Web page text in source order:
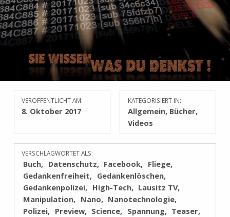
VERÖFFENTLICHT AM:
8. Oktober 2017
KATEGORISIERT IN:
Allgemein, Bücher,
Videos
VERSCHLAGWORTET ALS:
Buch Datenschutz Facebook
Fliege
Gedankenfreiheit
Gedankenlöschen
Gedankenpolizei
High-Tech
Lausitz TV
Manipulation
Nano
Nanotechnologie
Polizei
Preview Science Spannung
Teaser